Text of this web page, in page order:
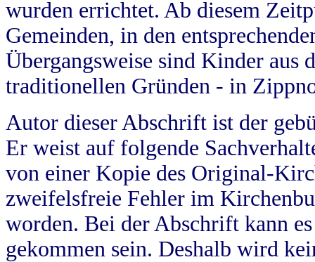
wurden errichtet. Ab diesem
Gemeinden, in den
Übergangsweise sind Kinder aus
traditionellen Gründen - in
Autor dieser Abschrift ist der
Er weist auf folgende
von einer Kopie des Original-
zweifelsfreie Fehler im
worden. Bei der Abschrift kann
gekommen sein. Deshalb wird